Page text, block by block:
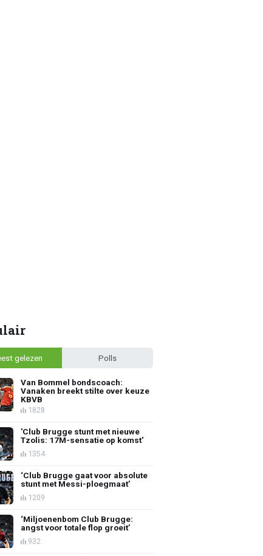
gelezen Polls
Van Bommel bondscoach:
Vanaken breekt stilte over keuze
KBVB
1828
'Club Brugge stunt met nieuwe
Tzolis: 17M-sensatie op komst'
1354
‘Club Brugge gaat voor absolute
stunt met Messi-ploegmaat’
1209
‘Miljoenenbom Club Brugge:
angst voor totale flop groeit’
932